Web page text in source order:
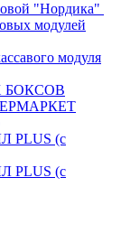
"Нордика"
модулей
модуля
PLUS (с
PLUS (с